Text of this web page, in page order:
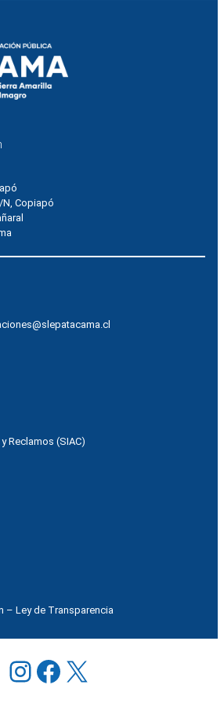
Copiapó
Reclamos (SIAC)
– Ley de Transparencia
Instagram
Facebook
X